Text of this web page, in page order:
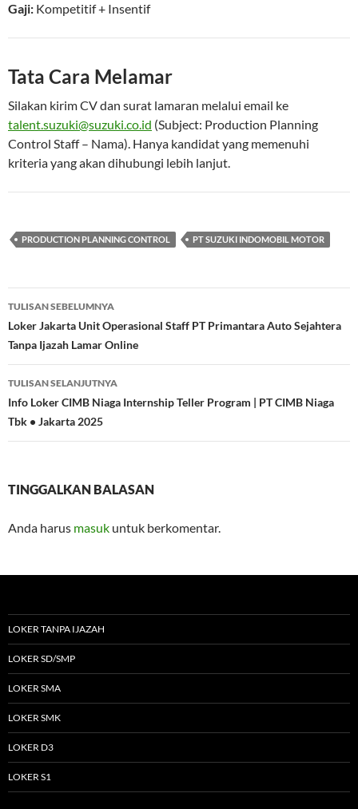
Gaji: Kompetitif+ Insentif
Tata Cara Melamar
Silakan kirim CV dan surat lamaran melalui email ke
talent.suzuki@suzuki.co.id (Subject: Production Planning
Control Staff – Nama). Hanya kandidat yang memenuhi
kriteria yang akan dihubungi lebih lanjut.
PRODUCTION PLANNING CONTROL PT SUZUKI INDOMOBIL MOTOR
Navigasi
Tulisan
TULISAN SEBELUMNYA
Loker Jakarta Unit Operasional Staff PT Primantara Auto Sejahtera
Tanpa Ijazah Lamar Online
TULISAN SELANJUTNYA
Info Loker CIMB Niaga Internship Teller Program | PT CIMB Niaga
Tbk • Jakarta 2025
TINGGALKAN BALASAN
Anda harus masuk untuk berkomentar.
LOKER TANPA IJAZAH
LOKER SD/SMP
LOKER SMA
LOKER SMK
LOKER D3
LOKER S1